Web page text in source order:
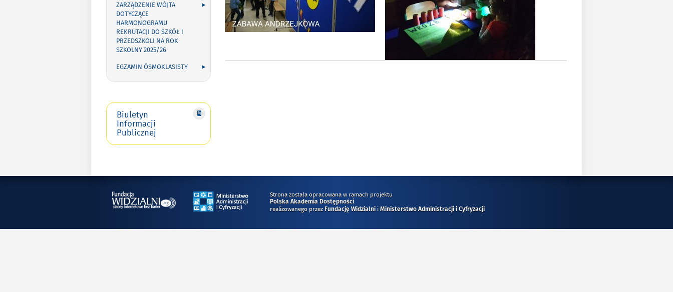
ZARZĄDZENIE WÓJTA
DOTYCZĄCE
HARMONOGRAMU
REKRUTACJI DO SZKÓŁ I
PRZEDSZKOLI NA ROK
SZKOLNY 2025/26
EGZAMIN ÓSMOKLASISTY
Biuletyn
Informacji
Publicznej
Strona została opracowana w ramach projektu
Polska Akademia Dostępności
realizowanego przez Fundację Widzialni i Ministerstwo Administracji i Cyfryzacji